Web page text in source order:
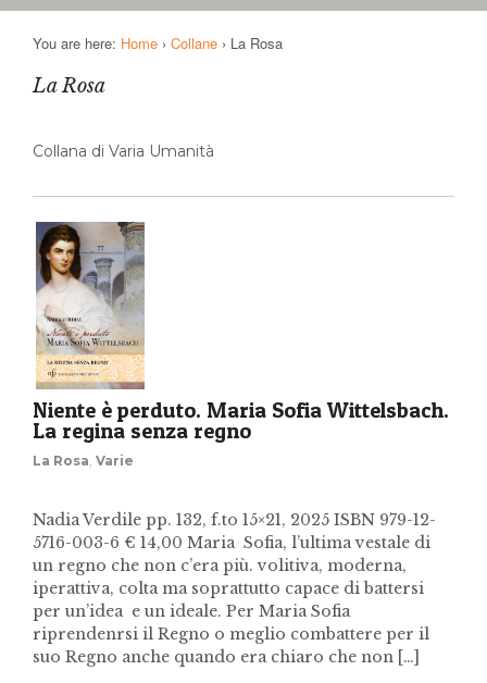
You are here: Home › Collane › La Rosa
La Rosa
Collana di Varia Umanità
Niente è perduto. Maria Sofia Wittelsbach.
La regina senza regno
La Rosa Varie
Nadia Verdile pp. 132, f.to 15×21, 2025 ISBN 979-12-
5716-003-6 € 14,00 Maria Sofia, l’ultima vestale di
un regno che non c’era più. volitiva, moderna,
iperattiva, colta ma soprattutto capace di battersi
per un’idea e un ideale. Per Maria Sofia
riprendenrsi il Regno o meglio combattere per il
suo Regno anche quando era chiaro che non […]